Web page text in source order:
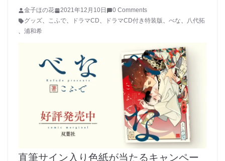
金子ほの花 2021年12月10日
0 Comments
グッズ、 こふで、 ドラマCD、 ドラマCD付き特装版、 べな、 八代拓
、 浦和希
直筆サイン入り色紙が当たるキャンペー